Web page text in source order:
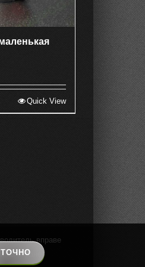
Quick View
вправе
экране
ТОЧНО